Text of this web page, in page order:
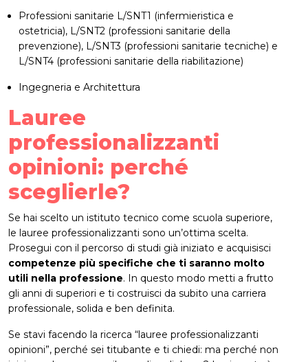
Professioni sanitarie L/SNT1 (infermieristica e
ostetricia), L/SNT2 (professioni sanitarie della
prevenzione), L/SNT3 (professioni sanitarie tecniche) e
L/SNT4 (professioni sanitarie della riabilitazione)
Ingegneria e Architettura
Lauree
professionalizzanti
opinioni: perché
sceglierle?
Se hai scelto un istituto tecnico come scuola superiore,
le lauree professionalizzanti sono un’ottima scelta.
Prosegui con il percorso di studi già iniziato e acquisisci
competenze più specifiche che ti saranno molto
utili nella professione. In questo modo metti a frutto
gli anni di superiori e ti costruisci da subito una carriera
professionale, solida e ben definita.
Se stavi facendo la ricerca “lauree professionalizzanti
opinioni”, perché sei titubante e ti chiedi: ma perché non